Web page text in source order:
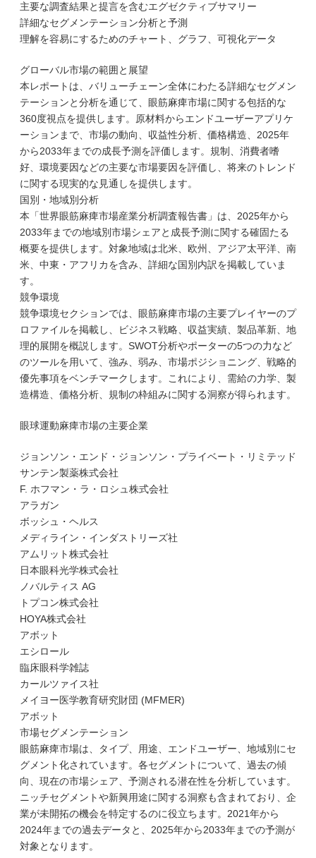
主要な調査結果と提言を含むエグゼクティブサマリー
詳細なセグメンテーション分析と予測
理解を容易にするためのチャート、グラフ、可視化データ
グローバル市場の範囲と展望
本レポートは、バリューチェーン全体にわたる詳細なセグメン
テーションと分析を通じて、眼筋麻痺市場に関する包括的な
360度視点を提供します。原材料からエンドユーザーアプリケ
ーションまで、市場の動向、収益性分析、価格構造、2025年
から2033年までの成長予測を評価します。規制、消費者嗜
好、環境要因などの主要な市場要因を評価し、将来のトレンド
に関する現実的な見通しを提供します。
国別・地域別分析
本「世界眼筋麻痺市場産業分析調査報告書」は、2025年から
2033年までの地域別市場シェアと成長予測に関する確固たる
概要を提供します。対象地域は北米、欧州、アジア太平洋、南
米、中東・アフリカを含み、詳細な国別内訳を掲載していま
す。
競争環境
競争環境セクションでは、眼筋麻痺市場の主要プレイヤーのプ
ロファイルを掲載し、ビジネス戦略、収益実績、製品革新、地
理的展開を概説します。SWOT分析やポーターの5つの力など
のツールを用いて、強み、弱み、市場ポジショニング、戦略的
優先事項をベンチマークします。これにより、需給の力学、製
造構造、価格分析、規制の枠組みに関する洞察が得られます。
眼球運動麻痺市場の主要企業
ジョンソン・エンド・ジョンソン・プライベート・リミテッド
サンテン製薬株式会社
F. ホフマン・ラ・ロシュ株式会社
アラガン
ボッシュ・ヘルス
メディライン・インダストリーズ社
アムリット株式会社
日本眼科光学株式会社
ノバルティス AG
トプコン株式会社
HOYA株式会社
アボット
エシロール
臨床眼科学雑誌
カールツァイス社
メイヨー医学教育研究財団 (MFMER)
アボット
市場セグメンテーション
眼筋麻痺市場は、タイプ、用途、エンドユーザー、地域別にセ
グメント化されています。各セグメントについて、過去の傾
向、現在の市場シェア、予測される潜在性を分析しています。
ニッチセグメントや新興用途に関する洞察も含まれており、企
業が未開拓の機会を特定するのに役立ちます。2021年から
2024年までの過去データと、2025年から2033年までの予測が
対象となります。